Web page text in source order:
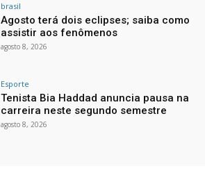
brasil
Agosto terá dois eclipses; saiba como
assistir aos fenômenos
agosto 8, 2026
Esporte
Tenista Bia Haddad anuncia pausa na
carreira neste segundo semestre
agosto 8, 2026